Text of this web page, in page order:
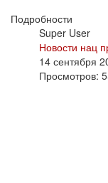
Подробности
Super User
Новости нац
14 сентября
Просмотров: